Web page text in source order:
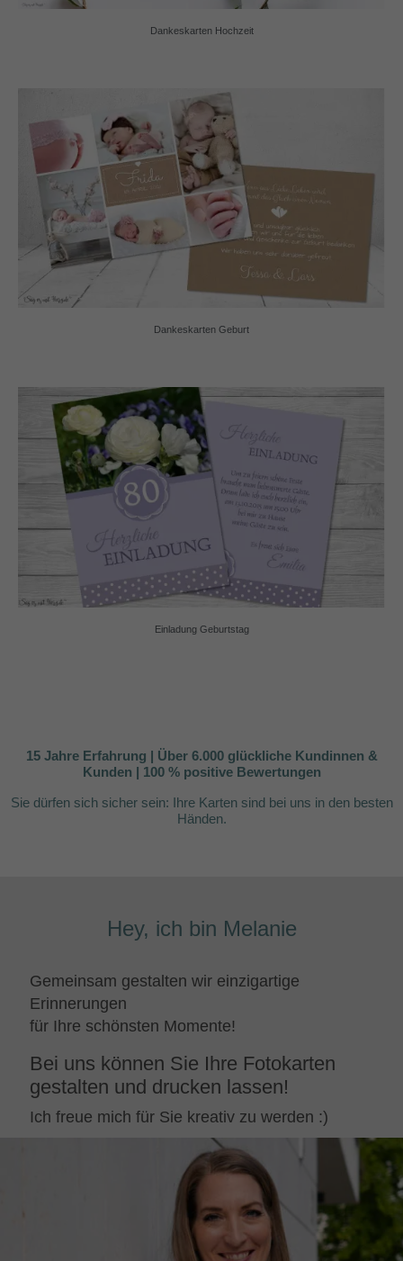
Dankeskarten Hochzeit
Dankeskarten Geburt
Einladung Geburtstag
15 Jahre Erfahrung | Über 6.000 glückliche Kundinnen &
Kunden | 100 % positive Bewertungen
Sie dürfen sich sicher sein: Ihre Karten sind bei uns in den besten
Händen.
Hey, ich bin Melanie
Gemeinsam gestalten wir einzigartige
Erinnerungen
für Ihre schönsten Momente!
Bei uns können Sie Ihre Fotokarten
gestalten und drucken lassen!
Ich freue mich für Sie kreativ zu werden :)